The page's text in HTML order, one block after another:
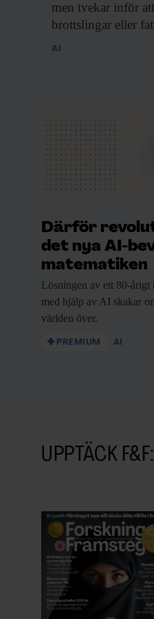
Beställ
men tvekar inför
brottslingar eller
AI
Därför
det nya AI-
matematiken
Lösningen av ett 80-årigt
med hjälp av AI skakar
världen över.
PREMIUM AI
UPPTÄCK